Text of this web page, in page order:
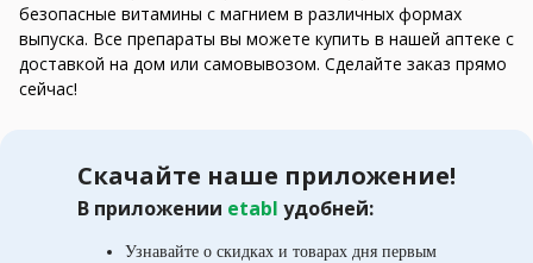
безопасные витамины с магнием в различных формах
выпуска. Все препараты вы можете купить в нашей аптеке с
доставкой на дом или самовывозом. Сделайте заказ прямо
сейчас!
Скачайте наше приложение!
В приложении etabl удобней:
Узнавайте о скидках и товарах дня первым